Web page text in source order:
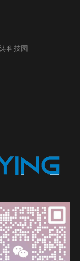
科技园